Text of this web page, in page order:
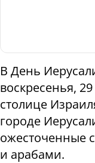
В День
воскресенья,
столице
городе
ожесточенные
и арабами.